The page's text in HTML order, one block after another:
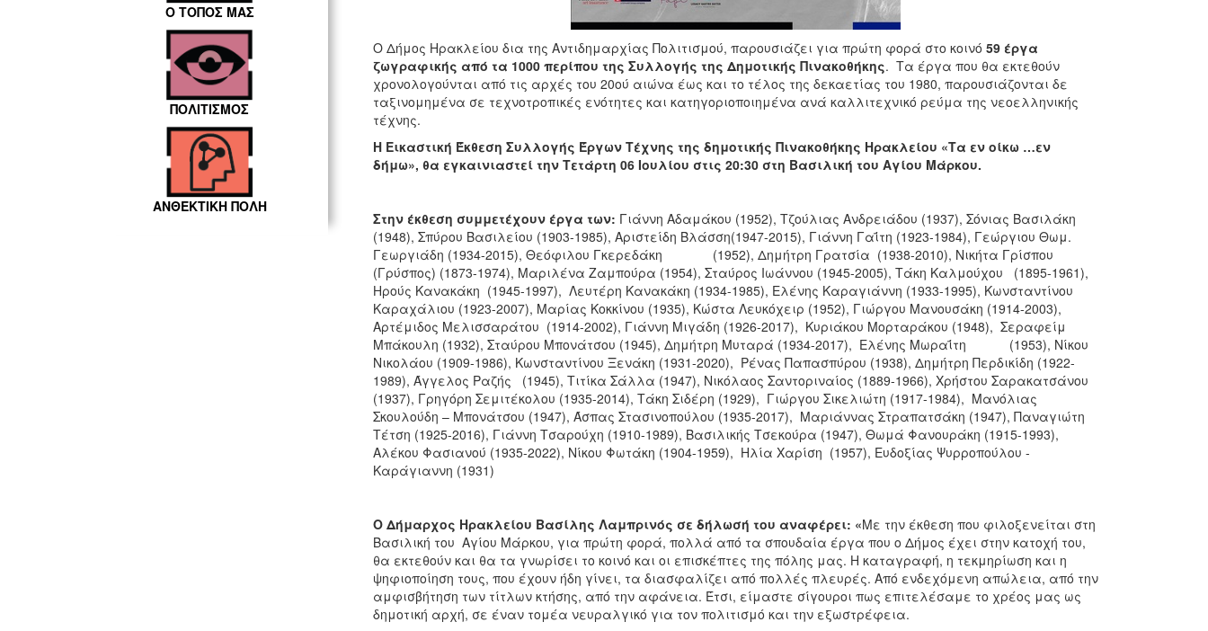
Ο ΤΟΠΟΣ ΜΑΣ
ΠΟΛΙΤΙΣΜΟΣ
ΑΝΘΕΚΤΙΚΗ ΠΟΛΗ
Ο Δήμος Ηρακλείου δια της Αντιδημαρχίας Πολιτισμού, παρουσιάζει για πρώτη φορά στο κοινό 59 έργα
ζωγραφικής από τα 1000 περίπου της Συλλογής της Δημοτικής Πινακοθήκης. Τα έργα που θα εκτεθούν
χρονολογούνται από τις αρχές του 20ού αιώνα έως και το τέλος της δεκαετίας του 1980, παρουσιάζονται δε
ταξινομημένα σε τεχνοτροπικές ενότητες και κατηγοριοποιημένα ανά καλλιτεχνικό ρεύμα της νεοελληνικής
τέχνης.
Η Εικαστική Έκθεση Συλλογής Έργων Τέχνης της δημοτικής Πινακοθήκης Ηρακλείου «Τα εν οίκω …εν
δήμω», θα εγκαινιαστεί την Τετάρτη 06 Ιουλίου στις 20:30 στη Βασιλική του Αγίου Μάρκου.
Στην έκθεση συμμετέχουν έργα των: Γιάννη Αδαμάκου (1952), Τζούλιας Ανδρειάδου (1937), Σόνιας Βασιλάκη
(1948), Σπύρου Βασιλείου (1903-1985), Αριστείδη Βλάσση(1947-2015), Γιάννη Γαΐτη (1923-1984), Γεώργιου Θωμ.
Γεωργιάδη (1934-2015), Θεόφιλου Γκερεδάκη (1952), Δημήτρη Γρατσία (1938-2010), Νικήτα Γρίσπου
(Γρύσπος) (1873-1974), Μαριλένα Ζαμπούρα (1954), Σταύρος Ιωάννου (1945-2005), Τάκη Καλμούχου (1895-1961),
Ηρούς Κανακάκη (1945-1997), Λευτέρη Κανακάκη (1934-1985), Ελένης Καραγιάννη (1933-1995), Κωνσταντίνου
Καραχάλιου (1923-2007), Μαρίας Κοκκίνου (1935), Κώστα Λευκόχειρ (1952), Γιώργου Μανουσάκη (1914-2003),
Αρτέμιδος Μελισσαράτου (1914-2002), Γιάννη Μιγάδη (1926-2017), Κυριάκου Μορταράκου (1948), Σεραφείμ
Μπάκουλη (1932), Σταύρου Μπονάτσου (1945), Δημήτρη Μυταρά (1934-2017), Ελένης Μωραΐτη (1953), Νίκου
Νικολάου (1909-1986), Κωνσταντίνου Ξενάκη (1931-2020), Ρένας Παπασπύρου (1938), Δημήτρη Περδικίδη (1922-
1989), Άγγελος Ραζής (1945), Τιτίκα Σάλλα (1947), Νικόλαος Σαντοριναίος (1889-1966), Χρήστου Σαρακατσάνου
(1937), Γρηγόρη Σεμιτέκολου (1935-2014), Τάκη Σιδέρη (1929), Γιώργου Σικελιώτη (1917-1984), Μανόλιας
Σκουλούδη – Μπονάτσου (1947), Άσπας Στασινοπούλου (1935-2017), Μαριάννας Στραπατσάκη (1947), Παναγιώτη
Τέτση (1925-2016), Γιάννη Τσαρούχη (1910-1989), Βασιλικής Τσεκούρα (1947), Θωμά Φανουράκη (1915-1993),
Αλέκου Φασιανού (1935-2022), Νίκου Φωτάκη (1904-1959), Ηλία Χαρίση (1957), Ευδοξίας Ψυρροπούλου -
Καράγιαννη (1931)
Ο Δήμαρχος Ηρακλείου Βασίλης Λαμπρινός σε δήλωσή του αναφέρει: «Με την έκθεση που φιλοξενείται στη
Βασιλική του Αγίου Μάρκου, για πρώτη φορά, πολλά από τα σπουδαία έργα που ο Δήμος έχει στην κατοχή του,
θα εκτεθούν και θα τα γνωρίσει το κοινό και οι επισκέπτες της πόλης μας. Η καταγραφή, η τεκμηρίωση και η
ψηφιοποίηση τους, που έχουν ήδη γίνει, τα διασφαλίζει από πολλές πλευρές. Από ενδεχόμενη απώλεια, από την
αμφισβήτηση των τίτλων κτήσης, από την αφάνεια. Έτσι, είμαστε σίγουροι πως επιτελέσαμε το χρέος μας ως
δημοτική αρχή, σε έναν τομέα νευραλγικό για τον πολιτισμό και την εξωστρέφεια.